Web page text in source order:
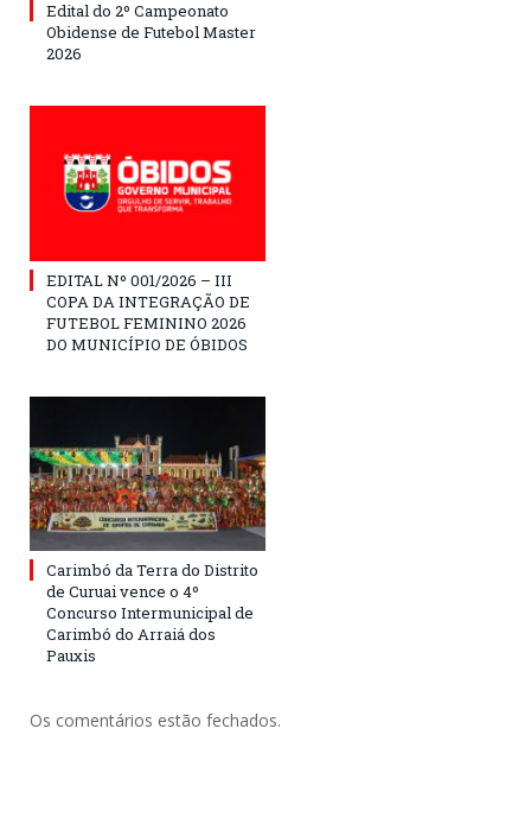
Edital do 2º Campeonato
Obidense de Futebol Master
2026
EDITAL Nº 001/2026 – III
COPA DA INTEGRAÇÃO DE
FUTEBOL FEMININO 2026
DO MUNICÍPIO DE ÓBIDOS
Carimbó da Terra do Distrito
de Curuai vence o 4º
Concurso Intermunicipal de
Carimbó do Arraiá dos
Pauxis
Os comentários estão fechados.